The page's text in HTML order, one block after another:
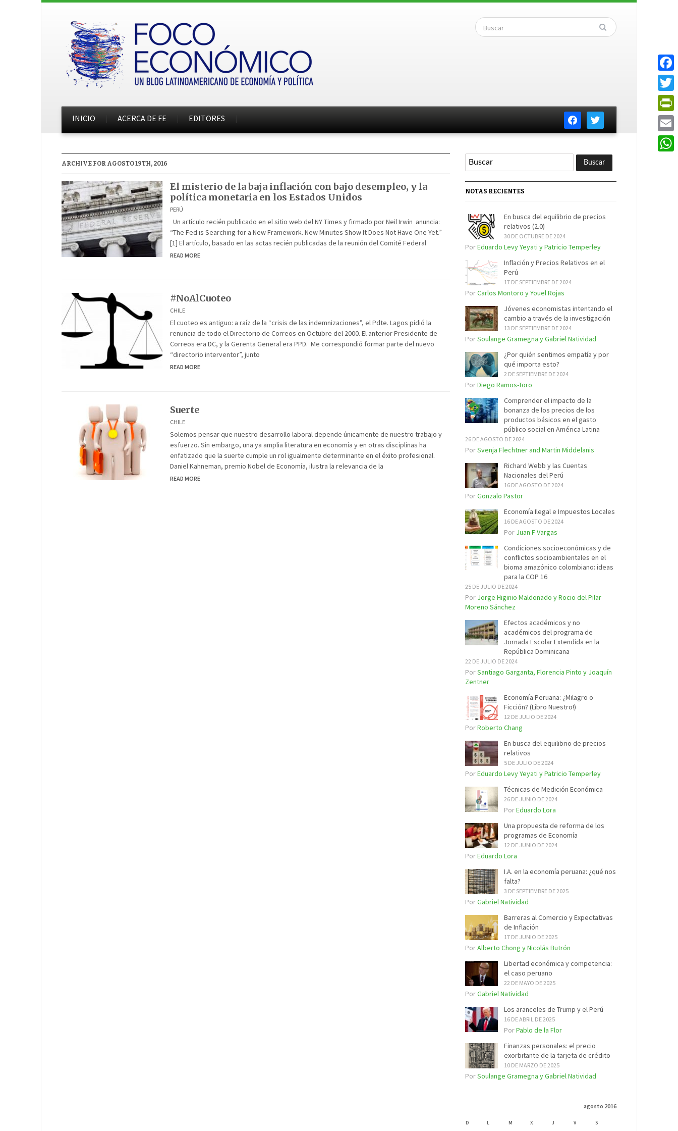
facebooktwitter
INICIO ACERCA DE FE EDITORES
ARCHIVE FOR AGOSTO 19TH, 2016
El misterio de la baja inflación con bajo desempleo, y la
política monetaria en los Estados Unidos
PERÚ
Un artículo recién publicado en el sitio web del NY Times y firmado por Neil Irwin anuncia:
“The Fed is Searching for a New Framework. New Minutes Show It Does Not Have One Yet.”
[1] El artículo, basado en las actas recién publicadas de la reunión del Comité Federal
READ MORE
#NoAlCuoteo
CHILE
El cuoteo es antiguo: a raíz de la “crisis de las indemnizaciones”, el Pdte. Lagos pidió la
renuncia de todo el Directorio de Correos en Octubre del 2000. El anterior Presidente de
Correos era DC, y la Gerenta General era PPD. Me correspondió formar parte del nuevo
“directorio interventor”, junto
READ MORE
Suerte
CHILE
Solemos pensar que nuestro desarrollo laboral depende únicamente de nuestro trabajo y
esfuerzo. Sin embargo, una ya amplia literatura en economía y en otras disciplinas ha
enfatizado que la suerte cumple un rol igualmente determinante en el éxito profesional.
Daniel Kahneman, premio Nobel de Economía, ilustra la relevancia de la
READ MORE
NOTAS RECIENTES
En busca del equilibrio de precios
relativos (2.0)
30 DE OCTUBRE DE 2024
PorEduardo Levy Yeyati y Patricio Temperley
Inflación y Precios Relativos en el
Perú
17 DE SEPTIEMBRE DE 2024
PorCarlos Montoro y Youel Rojas
Jóvenes economistas intentando el
cambio a través de la investigación
13 DE SEPTIEMBRE DE 2024
PorSoulange Gramegna y Gabriel Natividad
¿Por quién sentimos empatía y por
qué importa esto?
2 DE SEPTIEMBRE DE 2024
PorDiego Ramos-Toro
Comprender el impacto de la
bonanza de los precios de los
productos básicos en el gasto
público social en América Latina
26 DE AGOSTO DE 2024
PorSvenja Flechtner and Martin Middelanis
Richard Webb y las Cuentas
Nacionales del Perú
16 DE AGOSTO DE 2024
PorGonzalo Pastor
Economía Ilegal e Impuestos Locales
16 DE AGOSTO DE 2024
Por Juan F Vargas
Condiciones socioeconómicas y de
conflictos socioambientales en el
bioma amazónico colombiano: ideas
para la COP 16
25 DE JULIO DE 2024
Por Jorge Higinio Maldonado y Rocio del Pilar
Moreno Sánchez
Efectos académicos y no
académicos del programa de
Jornada Escolar Extendida en la
República Dominicana
22 DE JULIO DE 2024
PorSantiago Garganta, Florencia Pinto y Joaquín
Zentner
Economía Peruana: ¿Milagro o
Ficción? (Libro Nuestro!)
12 DE JULIO DE 2024
PorRoberto Chang
En busca del equilibrio de precios
relativos
5 DE JULIO DE 2024
PorEduardo Levy Yeyati y Patricio Temperley
Técnicas de Medición Económica
26 DE JUNIO DE 2024
PorEduardo Lora
Una propuesta de reforma de los
programas de Economía
12 DE JUNIO DE 2024
PorEduardo Lora
I.A. en la economía peruana: ¿qué nos
falta?
3 DE SEPTIEMBRE DE 2025
PorGabriel Natividad
Barreras al Comercio y Expectativas
de Inflación
17 DE JUNIO DE 2025
PorAlberto Chong y Nicolás Butrón
Libertad económica y competencia:
el caso peruano
22 DE MAYO DE 2025
PorGabriel Natividad
Los aranceles de Trump y el Perú
16 DE ABRIL DE 2025
PorPablo de la Flor
Finanzas personales: el precio
exorbitante de la tarjeta de crédito
10 DE MARZO DE 2025
PorSoulange Gramegna y Gabriel Natividad
agosto 2016
D L M X J V S
Email